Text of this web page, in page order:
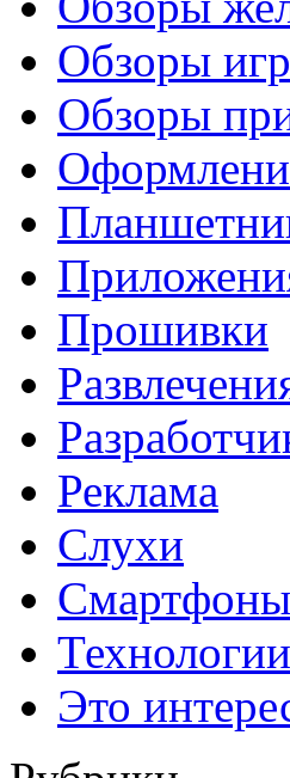
Обзоры игр
Обзоры
Прошивки
Реклама
Слухи
Смартфоны
Технологии
Это